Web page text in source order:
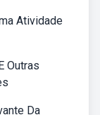
Atividade
Outras
Da